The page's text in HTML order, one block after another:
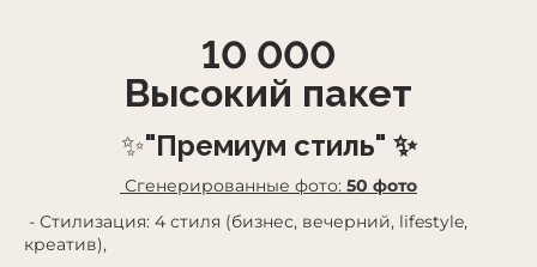
10 000
Высокий пакет
✨"Премиум стиль" ✨
Сгенерированные фото: 50 фото
- Стилизация: 4 стиля (бизнес, вечерний, lifestyle,
креатив),